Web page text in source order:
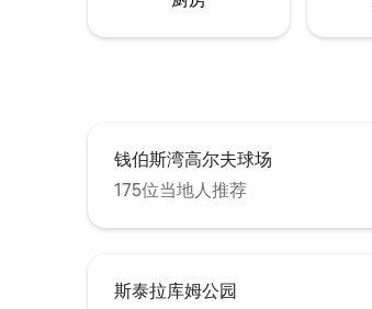
钱伯斯湾高尔夫球场
175位当地人推荐
斯泰拉库姆公园